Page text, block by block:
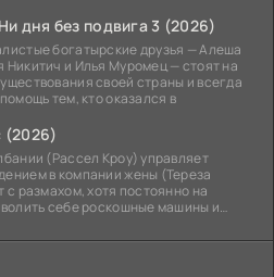
дня без подвига 3 (2026)
богатырские друзья — Алеша
и Илья Муромец — стоят на
своей страны и всегда
тем, кто оказался в
(2026)
(Рассел Кроу) управляет
в компании жены (Тереза
размахом, хотя постоянно на
себе роскошные машины и